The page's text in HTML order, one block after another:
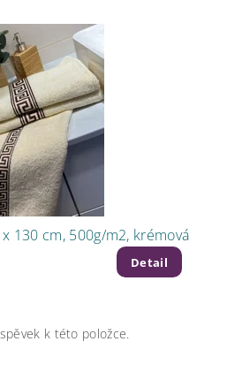
130 cm, 500g/m2, krémová
Detail
k této položce.